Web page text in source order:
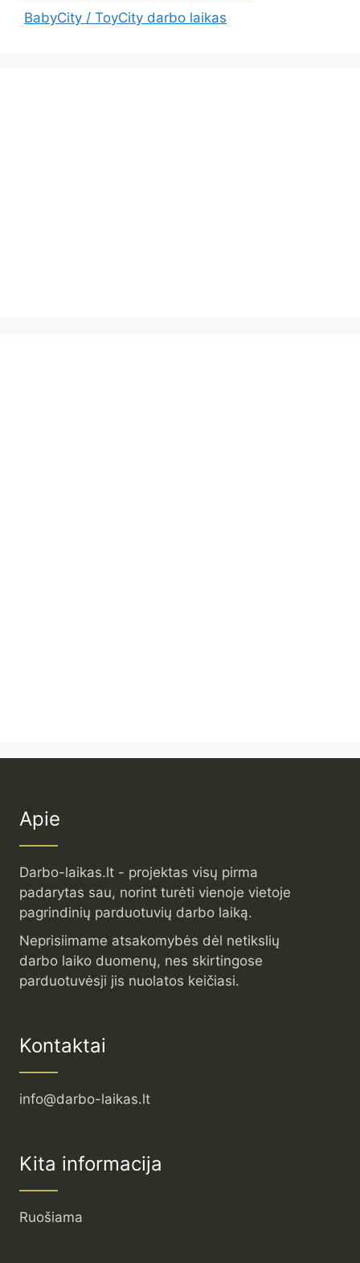
BabyCity / ToyCity darbo laikas
Apie
Darbo-laikas.lt - projektas visų pirma
padarytas sau, norint turėti vienoje vietoje
pagrindinių parduotuvių darbo laiką.
Neprisiimame atsakomybės dėl netikslių
darbo laiko duomenų, nes skirtingose
parduotuvėsji jis nuolatos keičiasi.
Kontaktai
info@darbo-laikas.lt
Kita informacija
Ruošiama